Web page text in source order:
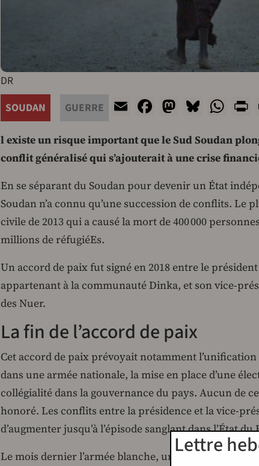
DR
SOUDAN
GUERRE EmailFacebook
Mastodon
l existe un risque important que le Sud Soudan
conflit généralisé qui s’ajouterait à une crise
En se séparant du Soudan pour devenir un État
Soudan n’a connu qu’une succession de conflits. Le
civile de 2013 qui a causé la mort de 400 000
millions de réfugiéEs.
Un accord de paix fut signé en 2018 entre le
appartenant à la communauté Dinka, et son vice-
des Nuer.
La fin de l’accord de paix
Cet accord de paix prévoyait notamment
dans une armée nationale, la mise en place d’une
collégialité dans la gouvernance du pays. Aucun de
honoré. Les conflits entre la présidence et la vice-
d’augmenter jusqu’à l’épisode sanglant dans l’État
Le mois dernier l’armée blanche, une milice Nuer, a
Lettre